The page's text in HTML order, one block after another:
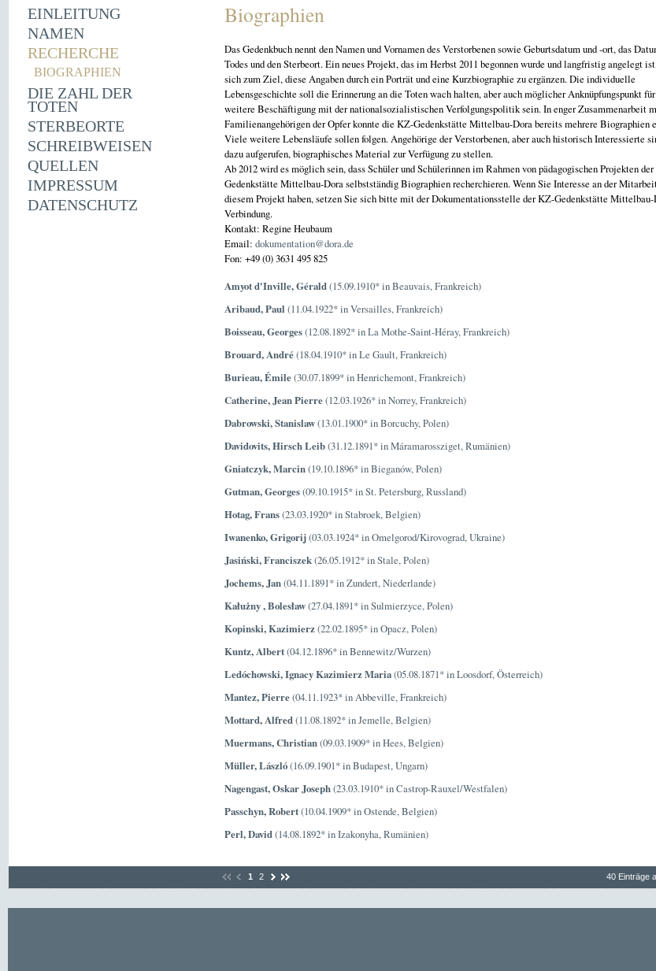
EINLEITUNG
NAMEN
RECHERCHE
BIOGRAPHIEN
DIE ZAHL DER
TOTEN
STERBEORTE
SCHREIBWEISEN
QUELLEN
IMPRESSUM
DATENSCHUTZ
Biographien
Das Gedenkbuch nennt den Namen und Vornamen des Verstorbenen sowie Geburtsdatum und -ort, das
Todes und den Sterbeort. Ein neues Projekt, das im Herbst 2011 begonnen wurde und langfristig angelegt
sich zum Ziel, diese Angaben durch ein Porträt und eine Kurzbiographie zu ergänzen. Die individuelle
Lebensgeschichte soll die Erinnerung an die Toten wach halten, aber auch möglicher Anknüpfungspunkt
weitere Beschäftigung mit der nationalsozialistischen Verfolgungspolitik sein. In enger Zusammenarbeit
Familienangehörigen der Opfer konnte die KZ-Gedenkstätte Mittelbau-Dora bereits mehrere Biographien
Viele weitere Lebensläufe sollen folgen. Angehörige der Verstorbenen, aber auch historisch Interessierte
dazu aufgerufen, biographisches Material zur Verfügung zu stellen.
Ab 2012 wird es möglich sein, dass Schüler und Schülerinnen im Rahmen von pädagogischen Projekten
Gedenkstätte Mittelbau-Dora selbstständig Biographien recherchieren. Wenn Sie Interesse an der
diesem Projekt haben, setzen Sie sich bitte mit der Dokumentationsstelle der KZ-Gedenkstätte
Verbindung.
Kontakt: Regine Heubaum
Email: dokumentation@dora.de
Fon: +49 (0) 3631 495 825
Amyot d'Inville, Gérald(15.09.1910* in Beauvais, Frankreich)
Aribaud, Paul (11.04.1922* in Versailles, Frankreich)
Boisseau, Georges(12.08.1892* in La Mothe-Saint-Héray, Frankreich)
Brouard, André(18.04.1910* in Le Gault, Frankreich)
Burieau, Émile(30.07.1899* in Henrichemont, Frankreich)
Catherine, Jean Pierre(12.03.1926* in Norrey, Frankreich)
Dabrowski, Stanislaw(13.01.1900* in Borcuchy, Polen)
Davidovits, Hirsch Leib(31.12.1891* in Máramarossziget, Rumänien)
Gniatczyk, Marcin(19.10.1896* in Bieganów, Polen)
Gutman, Georges(09.10.1915* in St. Petersburg, Russland)
Hotag, Frans(23.03.1920* in Stabroek, Belgien)
Iwanenko, Grigorij(03.03.1924* in Omelgorod/Kirovograd, Ukraine)
Jasiński, Franciszek(26.05.1912* in Stale, Polen)
Jochems, Jan(04.11.1891* in Zundert, Niederlande)
Kałużny , Bolesław(27.04.1891* in Sulmierzyce, Polen)
Kopinski, Kazimierz(22.02.1895* in Opacz, Polen)
Kuntz, Albert(04.12.1896* in Bennewitz/Wurzen)
Ledóchowski, Ignacy Kazimierz Maria(05.08.1871* in Loosdorf, Österreich)
Mantez, Pierre(04.11.1923* in Abbeville, Frankreich)
Mottard, Alfred(11.08.1892* in Jemelle, Belgien)
Muermans, Christian(09.03.1909* in Hees, Belgien)
Müller, László(16.09.1901* in Budapest, Ungarn)
Nagengast, Oskar Joseph(23.03.1910* in Castrop-Rauxel/Westfalen)
Passchyn, Robert(10.04.1909* in Ostende, Belgien)
Perl, David(14.08.1892* in Izakonyha, Rumänien)
1 2 40 Einträge